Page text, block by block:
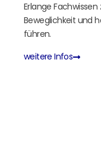
Erlange
Beweglichkeit und
führen.
weitere Infos